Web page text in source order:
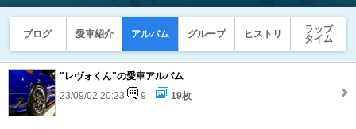
ブログ 愛車紹介 アルバム グループ ヒストリ
ラップ
タイム
"レヴォくん"の愛車アルバム
23/09/02 20:23
9 19枚